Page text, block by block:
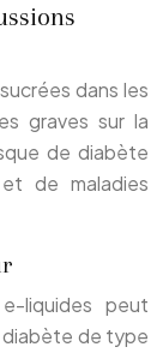
dans les
graves sur la
de diabète
de maladies
liquides peut
diabète de type